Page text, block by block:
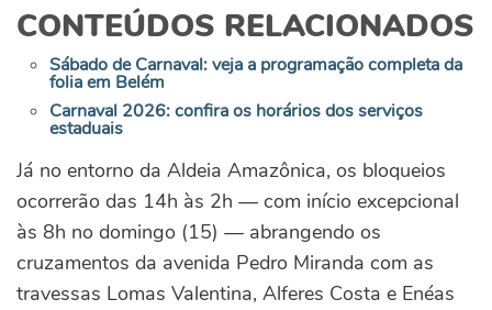
CONTEÚDOS RELACIONADOS
Sábado de Carnaval: veja a programação completa da
folia em Belém
Carnaval 2026: confira os horários dos serviços
estaduais
Já no entorno da Aldeia Amazônica, os bloqueios
ocorrerão das 14h às 2h — com início excepcional
às 8h no domingo (15) — abrangendo os
cruzamentos da avenida Pedro Miranda com as
travessas Lomas Valentina, Alferes Costa e Enéas